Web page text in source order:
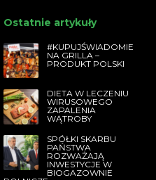
Ostatnie artykuły
#KUPUJŚWIADOMIE
NA GRILLA –
PRODUKT POLSKI
DIETA W LECZENIU
WIRUSOWEGO
ZAPALENIA
WĄTROBY
SPÓŁKI SKARBU
PAŃSTWA
ROZWAŻAJĄ
INWESTYCJE W
BIOGAZOWNIE